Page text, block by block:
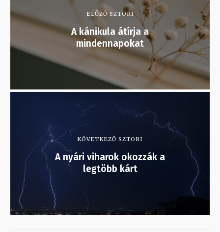
ELŐZŐ SZTORI
A kánikula átírja a
mindennapokat
KÖVETKEZŐ SZTORI
A nyári viharok okozzák a
legtöbb kárt